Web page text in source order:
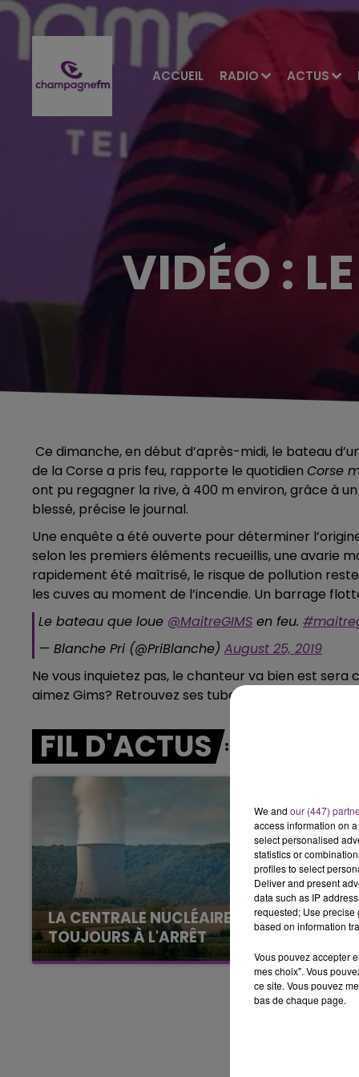
ACCUEIL RADIO ACTUS
16h00 - 20h00
LE WEEK-END CHAMPAGNE FM
VIDÉO :
Ce dimanche, en début d’après-midi, le bateau
de la Corse a pris feu, rapporte le quotidien Corse
ont pu regagner la rive, à 400 m environ, grâce à
blessé, précise le journal.
Une enquête a été ouverte pour déterminer
selon les premiers éléments recueillis, une avarie
rapidement été maîtrisé, le risque de pollution
les cuves au moment de l’incendie. Un barrage
Le bateau que loue @MaitreGIMS en feu.
— Blanche Pri (@PriBlanche) August 25, 2019
Ne vous inquietez pas, le chanteur va bien est sera
aimez Gims? Retrouvez ses tubes sur Champagne
FIL D'ACTUS
LA CENTRALE NUCLÉAIRE DE CHOOZ
TOUJOURS À L'ARRÊT
Cela fait déjà une semaine que la centrale
nucléaire ardennaise est à l'arrêt. Une situation
justifiée par la sécheresse intense qui est
We and our (447)
access information on
select personalised
statistics or
profiles to select
Deliver and present
data such as IP
requested; Use precise
based on information
Vous pouvez accepter
mes choix". Vous
ce site. Vous pouvez
bas de chaque page.